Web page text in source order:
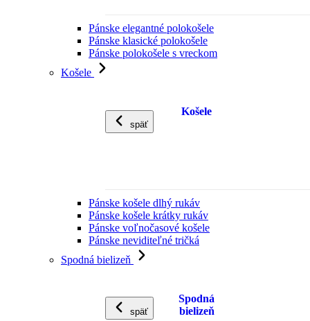
Pánske elegantné polokošele
Pánske klasické polokošele
Pánske polokošele s vreckom
Košele
späť
Košele
Pánske košele dlhý rukáv
Pánske košele krátky rukáv
Pánske voľnočasové košele
Pánske neviditeľné tričká
Spodná bielizeň
späť
Spodná
bielizeň